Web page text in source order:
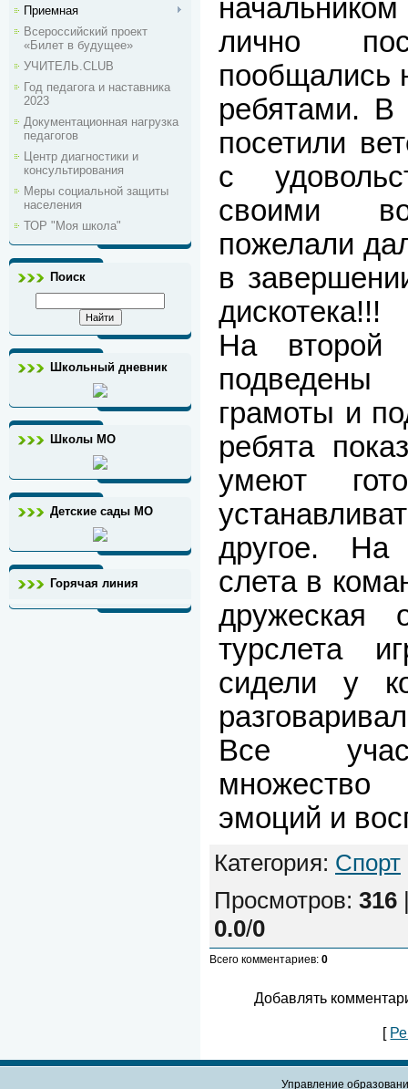
Приемная
Всероссийский проект
«Билет в будущее»
УЧИТЕЛЬ.CLUB
Год педагога и наставника
2023
Документационная нагрузка
педагогов
Центр диагностики и
консультирования
Меры социальной защиты
населения
ТОР "Моя школа"
Поиск
Школьный дневник
Школы МО
Детские сады МО
Горячая линия
лично
пообщались
ребятами. В
посетили
с
своими
пожелали
в
дискотека!!!
На второй
грамоты и
ребята
умеют
другое. На
слета в
дружеская
турслета
сидели у
Все
эмоций и
Категория: Спорт
Просмотров: 316
0.0/0
Всего комментариев: 0
Добавлять
[
Управление